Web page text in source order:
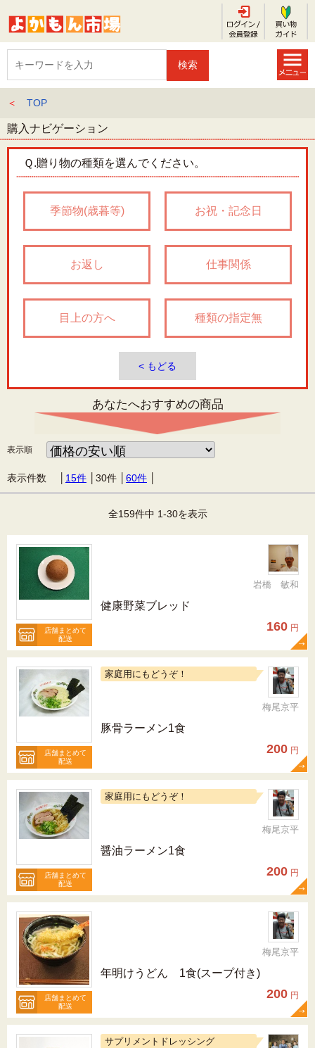
＜ TOP
購入ナビゲーション
Ｑ.贈り物の種類を選んでください。
季節物(歳暮等) お祝・記念日
お返し 仕事関係
目上の方へ 種類の指定無
< もどる
あなたへおすすめの商品
表示順
表示件数 │ 15件 30件 60件
全159件中 1-30を表示
店舗まとめて
配送
岩橋 敏和
健康野菜ブレッド
160 円
店舗まとめて
配送
家庭用にもどうぞ！
梅尾京平
豚骨ラーメン1食
200 円
店舗まとめて
配送
家庭用にもどうぞ！
梅尾京平
醤油ラーメン1食
200 円
店舗まとめて
配送
梅尾京平
年明けうどん 1食(スープ付き)
200 円
サプリメントドレッシング